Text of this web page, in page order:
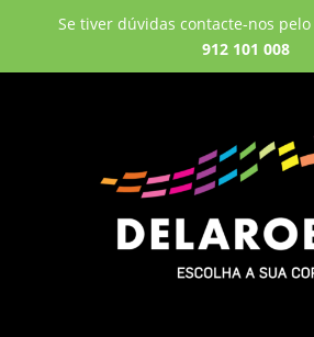
Se tiver dúvidas contacte-nos
912 101 008